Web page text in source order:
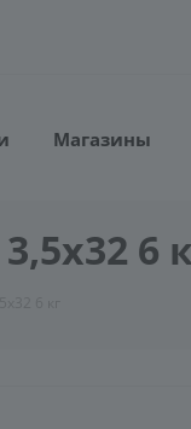
Магазины
6